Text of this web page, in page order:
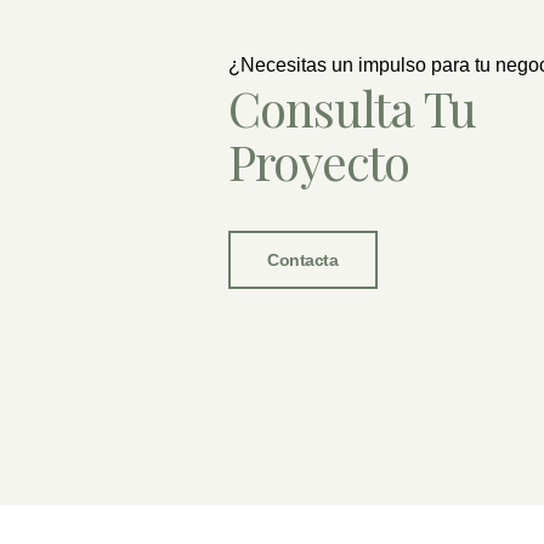
¿Necesitas un impulso para tu
Consulta Tu
Proyecto
Contacta